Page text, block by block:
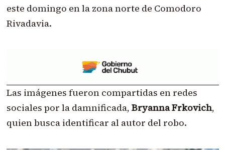
este domingo en la zona norte de Comodoro
Rivadavia.
Las imágenes fueron compartidas en redes
sociales por la damnificada, Bryanna Frkovich,
quien busca identificar al autor del robo.